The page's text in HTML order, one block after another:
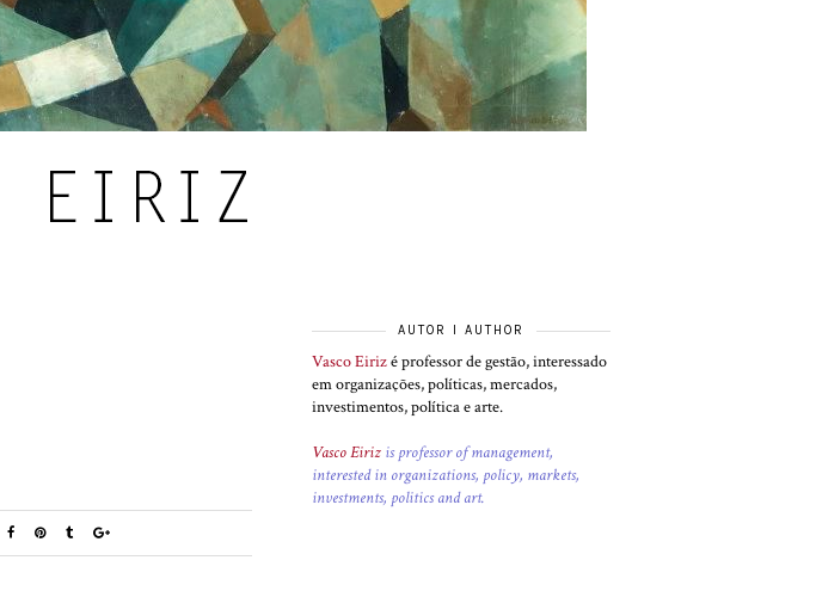
AUTOR I AUTHOR
Vasco Eirizé professor de gestão, interessado
em organizações, políticas, mercados,
investimentos, política e arte.
Vasco Eiriz is professor of management,
interested in organizations, policy, markets,
investments, politics and art.